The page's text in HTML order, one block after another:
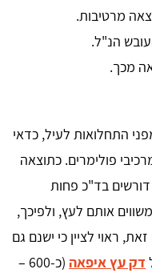
מרטיבות.
הנ"ל.
התחלואות לעיל, כדאי
פולימרים. כתוצאה
דורשים בד"כ פחות
אותם לעץ, ולפיכך,
ראוי לציין כי ישנם גם
דק עץ איפאה (כ-600 –